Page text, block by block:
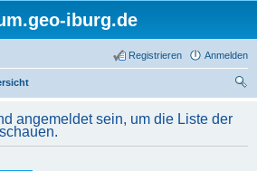
iburg.de
Anmelden
Registrieren
angemeldet sein, um die Liste der